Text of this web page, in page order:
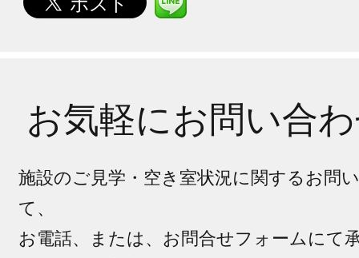
お気軽にお問い合
施設のご見学・空き室状況に関するお問
て、
お電話、または、お問合せフォームにて